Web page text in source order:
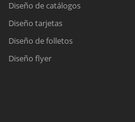
Diseño de catálogos
Diseño tarjetas
Diseño de folletos
Diseño flyer